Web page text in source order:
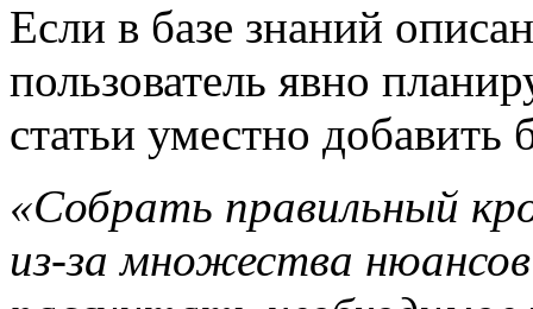
Если в базе знаний
пользователь явно
статьи уместно добавить
«Собрать правильный
из-за множества